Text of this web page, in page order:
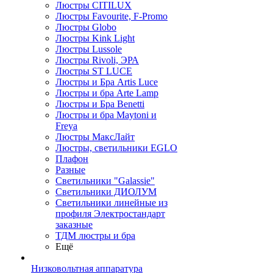
Люстры CITILUX
Люстры Favourite, F-Promo
Люстры Globo
Люстры Kink Light
Люстры Lussole
Люстры Rivoli, ЭРА
Люстры ST LUCE
Люстры и Бра Artis Luce
Люстры и бра Arte Lamp
Люстры и Бра Benetti
Люстры и бра Maytoni и
Freya
Люстры МаксЛайт
Люстры, светильники EGLO
Плафон
Разные
Светильники "Galassie"
Светильники ДИОЛУМ
Светильники линейные из
профиля Электростандарт
заказные
ТДМ люстры и бра
Ещё
Низковольтная аппаратура